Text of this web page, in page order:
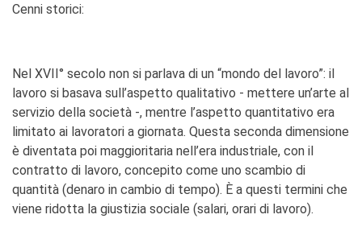
Cenni storici:
Nel XVII° secolo non si parlava di un “mondo del lavoro”: il
lavoro si basava sull’aspetto qualitativo - mettere un’arte al
servizio della società -, mentre l’aspetto quantitativo era
limitato ai lavoratori a giornata. Questa seconda dimensione
è diventata poi maggioritaria nell’era industriale, con il
contratto di lavoro, concepito come uno scambio di
quantità (denaro in cambio di tempo). È a questi termini che
viene ridotta la giustizia sociale (salari, orari di lavoro).